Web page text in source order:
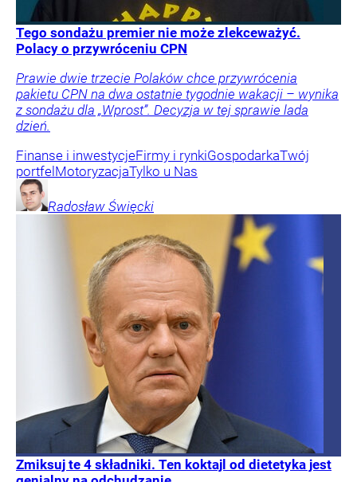
Tego sondażu premier nie może zlekceważyć.
Polacy o przywróceniu CPN
Prawie dwie trzecie Polaków chce przywrócenia
pakietu CPN na dwa ostatnie tygodnie wakacji – wynika
z sondażu dla „Wprost”. Decyzja w tej sprawie lada
dzień.
Finanse i inwestycjeFirmy i rynkiGospodarkaTwój
portfel MotoryzacjaTylko u Nas
Radosław Święcki
Zmiksuj te 4 składniki. Ten koktajl od dietetyka jest